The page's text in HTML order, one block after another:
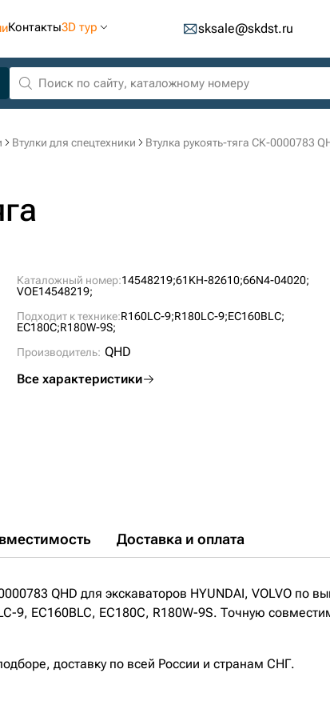
Контакты3D тур sksale@skdst.ru
Втулки для спецтехники Втулка рукоять-тяга СК-0000783
Каталожный номер:14548219;61KH-82610;66N4-04020;
VOE14548219;
Подходит к технике:R160LC-9;R180LC-9;EC160BLC;
EC180C;R180W-9S;
Производитель: QHD
Все характеристики
Доставка и оплата
QHD для экскаваторов HYUNDAI, VOLVO по
9, EC160BLC, EC180C, R180W-9S. Точную
доставку по всей России и странам СНГ.